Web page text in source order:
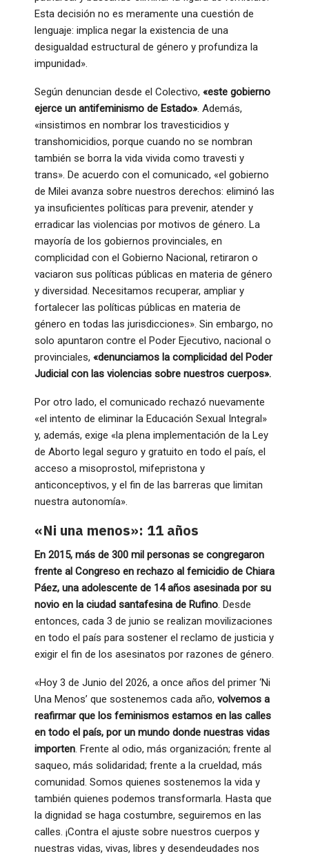
Esta decisión no es meramente una cuestión de
lenguaje: implica negar la existencia de una
desigualdad estructural de género y profundiza la
impunidad».
Según denuncian desde el Colectivo, «este gobierno
ejerce un antifeminismo de Estado». Además,
«insistimos en nombrar los travesticidios y
transhomicidios, porque cuando no se nombran
también se borra la vida vivida como travesti y
trans». De acuerdo con el comunicado, «el gobierno
de Milei avanza sobre nuestros derechos: eliminó las
ya insuficientes políticas para prevenir, atender y
erradicar las violencias por motivos de género. La
mayoría de los gobiernos provinciales, en
complicidad con el Gobierno Nacional, retiraron o
vaciaron sus políticas públicas en materia de género
y diversidad. Necesitamos recuperar, ampliar y
fortalecer las políticas públicas en materia de
género en todas las jurisdicciones». Sin embargo, no
solo apuntaron contre el Poder Ejecutivo, nacional o
provinciales, «denunciamos la complicidad del Poder
Judicial con las violencias sobre nuestros cuerpos».
Por otro lado, el comunicado rechazó nuevamente
«el intento de eliminar la Educación Sexual Integral»
y, además, exige «la plena implementación de la Ley
de Aborto legal seguro y gratuito en todo el país, el
acceso a misoprostol, mifepristona y
anticonceptivos, y el fin de las barreras que limitan
nuestra autonomía».
«Ni una menos»: 11 años
En 2015, más de 300 mil personas se congregaron
frente al Congreso en rechazo al femicidio de Chiara
Páez, una adolescente de 14 años asesinada por su
novio en la ciudad santafesina de Rufino. Desde
entonces, cada 3 de junio se realizan movilizaciones
en todo el país para sostener el reclamo de justicia y
exigir el fin de los asesinatos por razones de género.
«Hoy 3 de Junio del 2026, a once años del primer ‘Ni
Una Menos’ que sostenemos cada año, volvemos a
reafirmar que los feminismos estamos en las calles
en todo el país, por un mundo donde nuestras vidas
importen. Frente al odio, más organización; frente al
saqueo, más solidaridad; frente a la crueldad, más
comunidad. Somos quienes sostenemos la vida y
también quienes podemos transformarla. Hasta que
la dignidad se haga costumbre, seguiremos en las
calles. ¡Contra el ajuste sobre nuestros cuerpos y
nuestras vidas, vivas, libres y desendeudades nos